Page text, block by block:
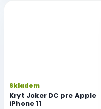
Kryt Joker DC pre Apple
iPhone 11
Skladem